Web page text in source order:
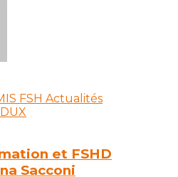
FSH Actualités
et FSHD
Sacconi